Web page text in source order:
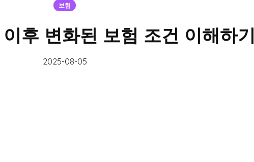
보험
후 변화된 보험 조건 이해하기
2025-08-05